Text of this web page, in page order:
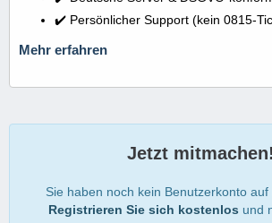
✔️ Persönlicher Support (kein 0815-
Mehr erfahren
Jetzt mitmachen!
Sie haben noch kein Benutzerkonto
Registrieren Sie sich kostenlos und